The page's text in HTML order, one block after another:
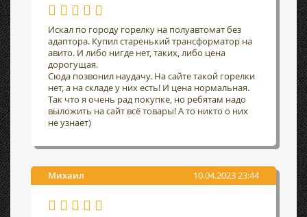
Искал по городу горелку на полуавтомат без
адаптора. Купил старенький трансформатор на
авито. И либо нигде нет, таких, либо цена
дорогущая.
Сюда позвонил наудачу. На сайте такой горелки
нет, а на складе у них есть! И цена нормальная.
Так что я очень рад покупке, но ребятам надо
выложить на сайт всё товары! А то никто о них
не узнает)
Михаил 10.04.2023 23:44